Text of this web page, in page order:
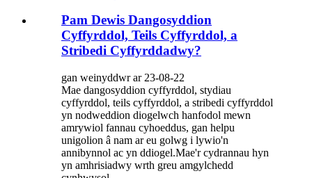
Pam Dewis Dangosyddion
Cyffyrddol, Teils Cyffyrddol, a
Stribedi Cyffyrddadwy?
gan weinyddwr ar 23-08-22
Mae dangosyddion cyffyrddol, stydiau
cyffyrddol, teils cyffyrddol, a stribedi cyffyrddol
yn nodweddion diogelwch hanfodol mewn
amrywiol fannau cyhoeddus, gan helpu
unigolion â nam ar eu golwg i lywio'n
annibynnol ac yn ddiogel.Mae'r cydrannau hyn
yn amhrisiadwy wrth greu amgylchedd